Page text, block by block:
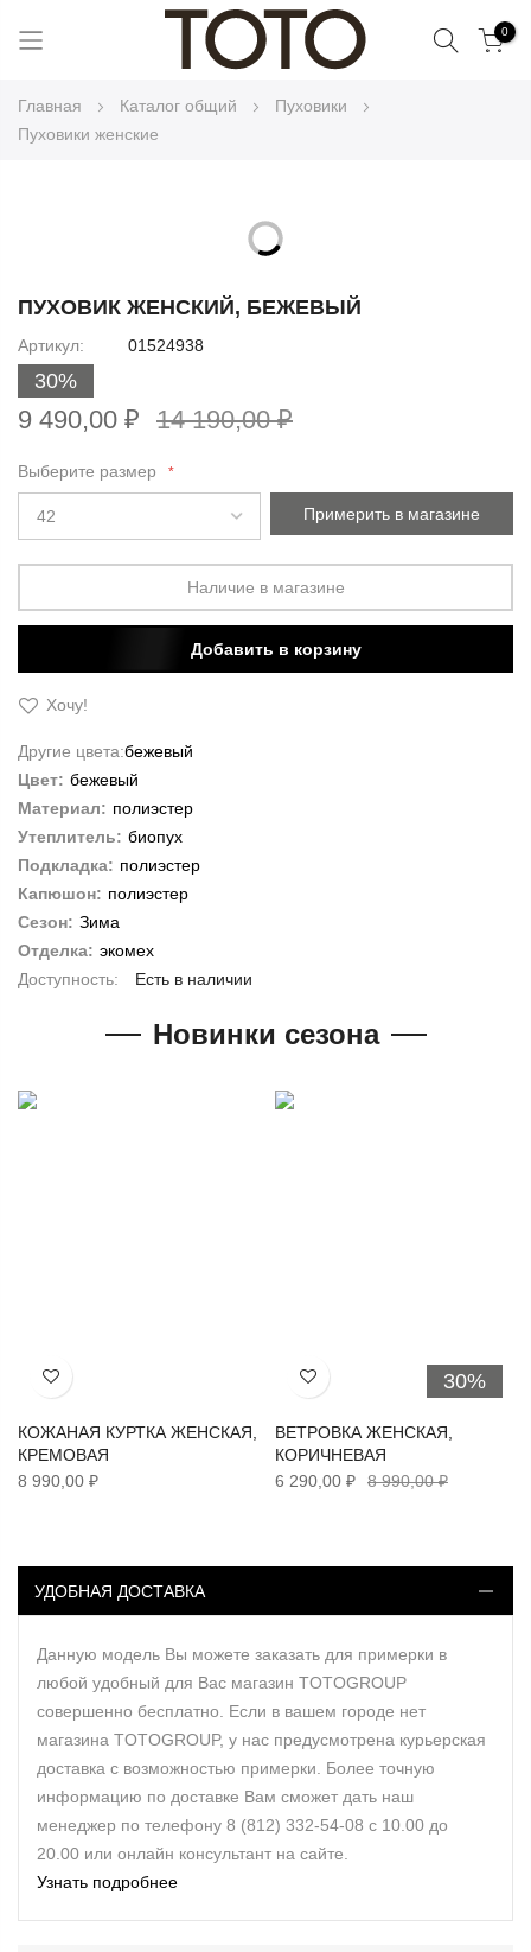
Поиск0
Content
Главная Каталог общий
Пуховики
Пуховики женские
end
of
the
images
gallery
to
beginning
the
gallery
ПУХОВИК ЖЕНСКИЙ, БЕЖЕВЫЙ
Артикул 01524938
30%
9 490,00 ₽ 14 190,00 ₽
Выберите размер
Примерить в магазине
Наличие в магазине
Добавить в корзину
Хочу!
Другие цвета:бежевый
Цвет: бежевый
Материал: полиэстер
Утеплитель: биопух
Подкладка: полиэстер
Капюшон: полиэстер
Сезон: Зима
Отделка: экомех
Есть в наличии
Новинки сезона
Хочу!
КОЖАНАЯ КУРТКА ЖЕНСКАЯ,
КРЕМОВАЯ
8 990,00 ₽
30%
Хочу!
ВЕТРОВКА ЖЕНСКАЯ,
КОРИЧНЕВАЯ
6 290,00 ₽
8 990,00 ₽
УДОБНАЯ ДОСТАВКА
Данную модель Вы можете заказать для примерки в
любой удобный для Вас магазин TOTOGROUP
совершенно бесплатно. Если в вашем городе нет
магазина TOTOGROUP, у нас предусмотрена курьерская
доставка с возможностью примерки. Более точную
информацию по доставке Вам сможет дать наш
менеджер по телефону 8 (812) 332-54-08 с 10.00 до
20.00 или онлайн консультант на сайте.
Узнать подробнее